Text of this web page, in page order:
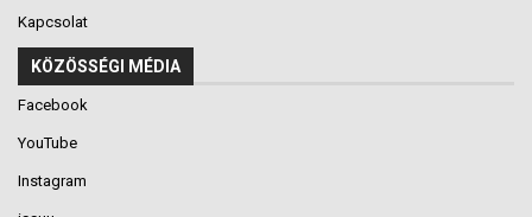
Kapcsolat
KÖZÖSSÉGI MÉDIA
Facebook
YouTube
Instagram